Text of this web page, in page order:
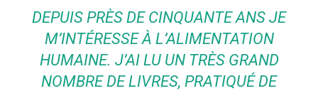
DEPUIS PRÈS DE CINQUANTE ANS JE
M’INTÉRESSE À L’ALIMENTATION
HUMAINE. J’AI LU UN TRÈS GRAND
NOMBRE DE LIVRES, PRATIQUÉ DE